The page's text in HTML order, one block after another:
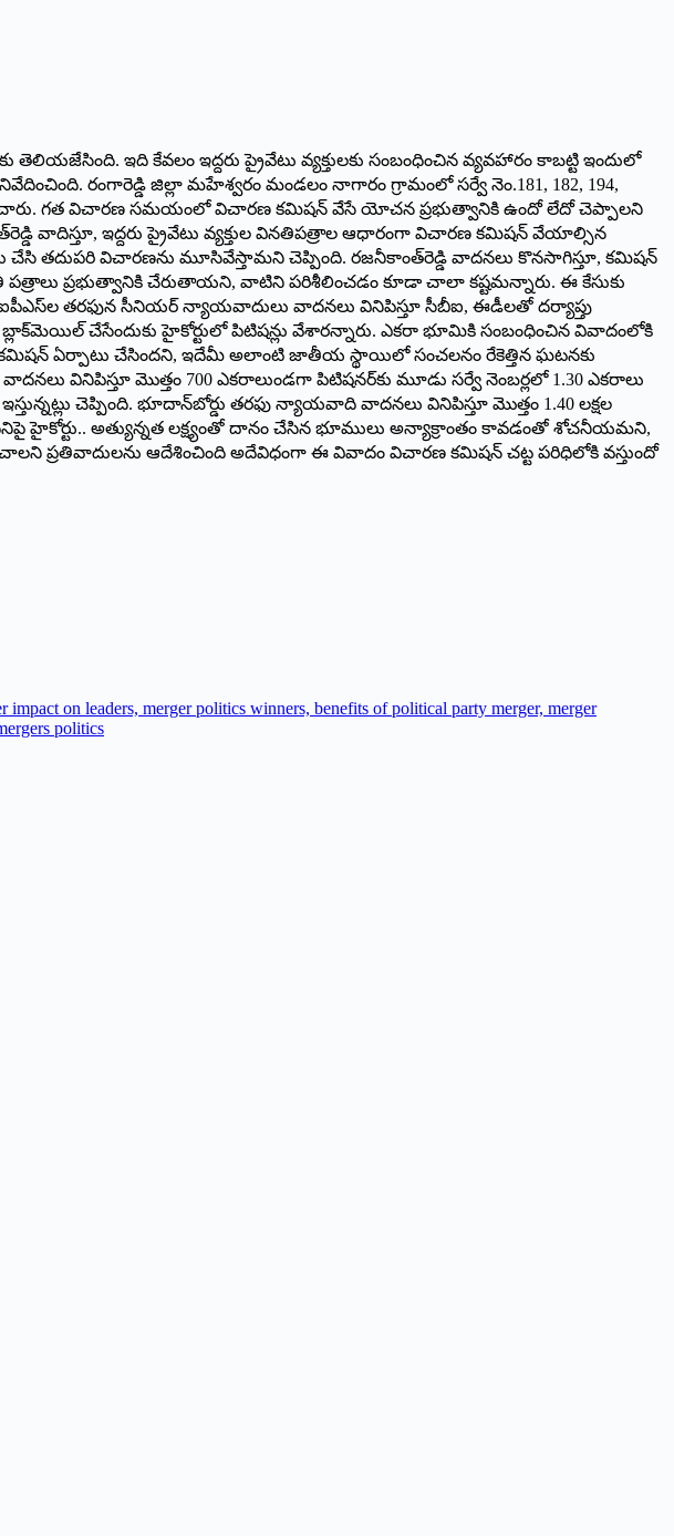
ఇది కేవలం ఇద్దరు ప్రైవేటు వ్యక్తులకు సంబంధించిన వ్యవహారం కాబట్టి ఇందులో
రంగారెడ్డి జిల్లా మహేశ్వరం మండలం నాగారం గ్రామంలో సర్వే నెం.181, 182, 194,
గత విచారణ సమయంలో విచారణ కమిషన్‌ వేసే యోచన ప్రభుత్వానికి ఉందో లేదో చెప్పాలని
వాదిస్తూ, ఇద్దరు ప్రైవేటు వ్యక్తుల వినతిపత్రాల ఆధారంగా విచారణ కమిషన్‌ వేయాల్సిన
చేసి తదుపరి విచారణను మూసివేస్తామని చెప్పింది. రజనీకాంత్‌రెడ్డి వాదనలు కొనసాగిస్తూ, కమిషన్‌
పత్రాలు ప్రభుత్వానికి చేరుతాయని, వాటిని పరిశీలించడం కూడా చాలా కష్టమన్నారు. ఈ కేసుకు
తరఫున సీనియర్‌ న్యాయవాదులు వాదనలు వినిపిస్తూ సీబీఐ, ఈడీలతో దర్యాప్తు
చేసేందుకు హైకోర్టులో పిటిషన్లు వేశారన్నారు. ఎకరా భూమికి సంబంధించిన వివాదంలోకి
ఏర్పాటు చేసిందని, ఇదేమీ అలాంటి జాతీయ స్థాయిలో సంచలనం రేకెత్తిన ఘటనకు
వినిపిస్తూ మొత్తం 700 ఎకరాలుండగా పిటిషనర్‌కు మూడు సర్వే నెంబర్లలో 1.30 ఎకరాలు
చెప్పింది. భూదాన్‌బోర్డు తరఫు న్యాయవాది వాదనలు వినిపిస్తూ మొత్తం 1.40 లక్షల
హైకోర్టు.. అత్యున్నత లక్ష్యంతో దానం చేసిన భూములు అన్యాక్రాంతం కావడంతో శోచనీయమని,
ప్రతివాదులను ఆదేశించింది అదేవిధంగా ఈ వివాదం విచారణ కమిషన్‌ చట్ట పరిధిలోకి వస్తుందో